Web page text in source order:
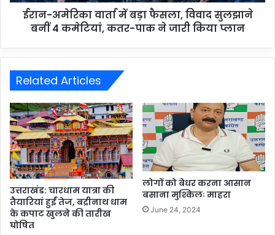
ईरान-अमेरिका वार्ता में बड़ा फैसला, विवाद सुलझाने
बनीं 4 कमेटियां, कतर-पाक ने जारी किया प्लान
Related Articles
उत्तराखंड: चारधाम यात्रा की
तैयारियां हुईं तेज, बद्रीनाथ धाम
के कपाट खुलने की तारीख
घोषित
लोगों को बेधर करना आसान
बसाना मुश्किलः माहरा
June 24, 2024